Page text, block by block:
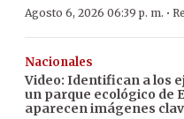
Agosto 6, 2026 06:39 p. m. ·
Nacionales
Video: Identifican a los
un parque ecológico de
aparecen imágenes